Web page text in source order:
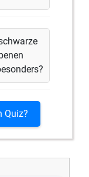
Quiz?